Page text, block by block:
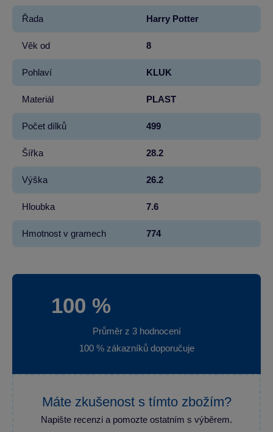
Řada Harry Potter
Věk od 8
Pohlaví KLUK
Materiál PLAST
Počet dílků 499
Šířka 28.2
Výška 26.2
Hloubka 7.6
Hmotnost v gramech 774
100 %
Průměr z 3 hodnocení
100 % zákazníků doporučuje
Máte zkušenost s tímto zbožím?
Napište recenzi a pomozte ostatním s výběrem.